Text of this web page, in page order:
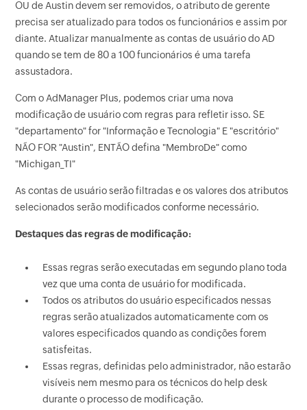
OU de Austin devem ser removidos, o atributo de gerente
precisa ser atualizado para todos os funcionários e assim por
diante. Atualizar manualmente as contas de usuário do AD
quando se tem de 80 a 100 funcionários é uma tarefa
assustadora.
Com o AdManager Plus, podemos criar uma nova
modificação de usuário com regras para refletir isso. SE
"departamento" for "Informação e Tecnologia" E "escritório"
NÃO FOR "Austin", ENTÃO defina "MembroDe" como
"Michigan_TI"
As contas de usuário serão filtradas e os valores dos atributos
selecionados serão modificados conforme necessário.
Destaques das regras de modificação:
Essas regras serão executadas em segundo plano toda
vez que uma conta de usuário for modificada.
Todos os atributos do usuário especificados nessas
regras serão atualizados automaticamente com os
valores especificados quando as condições forem
satisfeitas.
Essas regras, definidas pelo administrador, não estarão
visíveis nem mesmo para os técnicos do help desk
durante o processo de modificação.